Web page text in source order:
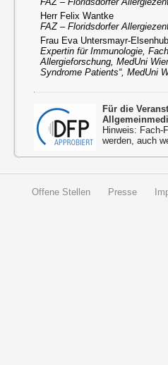
Herr Felix Wantke
FAZ – Floridsdorfer
Frau Eva Untersmayr-
Expertin für Immunologie,
Allergieforschung, MedUni
Syndrome Patients“, MedUni
Für die
Hinweis: Fach-
werden, auch
Offene Stellen Presse